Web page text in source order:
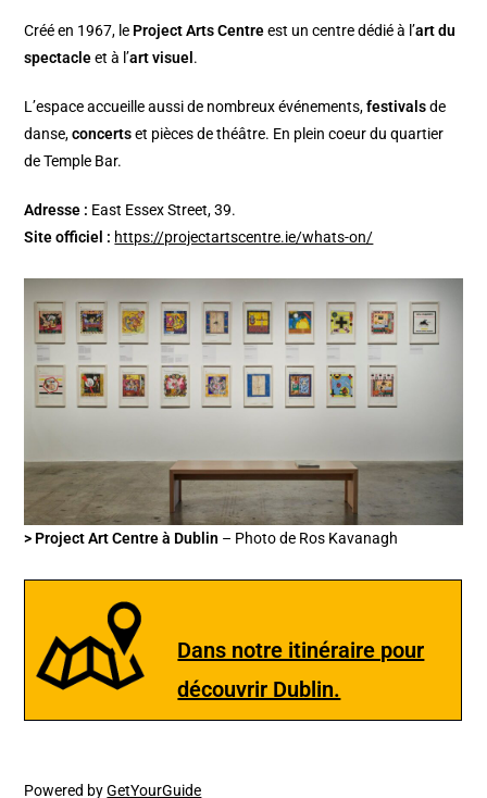
Créé en 1967, le Project Arts Centreest un centre dédié à l’art du
spectacleet à l’art visuel .
L’espace accueille aussi de nombreux événements,festivalsde
danse,concertset pièces de théâtre. En plein coeur du quartier
de Temple Bar.
Adresse : East Essex Street, 39.
Site officiel : https://projectartscentre.ie/whats-on/
> Project Art Centre à Dublin – Photo de Ros Kavanagh
Dans notre itinéraire pour
découvrir Dublin.
Powered byGetYourGuide